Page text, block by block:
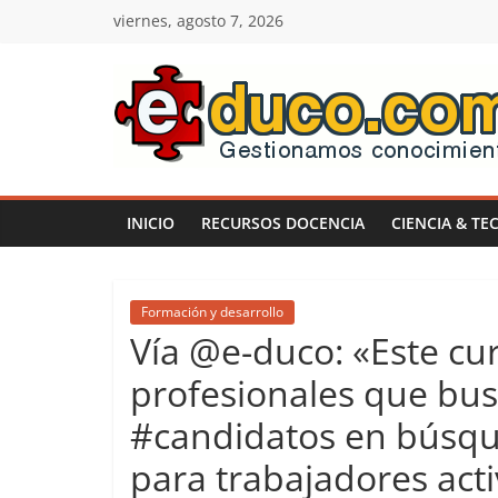
viernes, agosto 7, 2026
E-
duco:
Gestión
del
Conocimiento
Learn
Do
INICIO RECURSOS DOCENCIA CIENCIA &
Formación y desarrollo
Vía @e-duco: «Este
profesionales que
#candidatos en
para trabajadores